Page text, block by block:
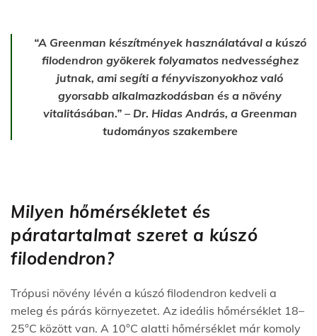
“A Greenman készítmények használatával a kúszó
filodendron gyökerek folyamatos nedvességhez
jutnak, ami segíti a fényviszonyokhoz való
gyorsabb alkalmazkodásban és a növény
vitalitásában.” – Dr. Hidas András, a Greenman
tudományos szakembere
Milyen hőmérsékletet és
páratartalmat szeret a kúszó
filodendron?
Trópusi növény lévén a kúszó filodendron kedveli a
meleg és párás környezetet. Az ideális hőmérséklet 18–
25°C között van. A 10°C alatti hőmérséklet már komoly